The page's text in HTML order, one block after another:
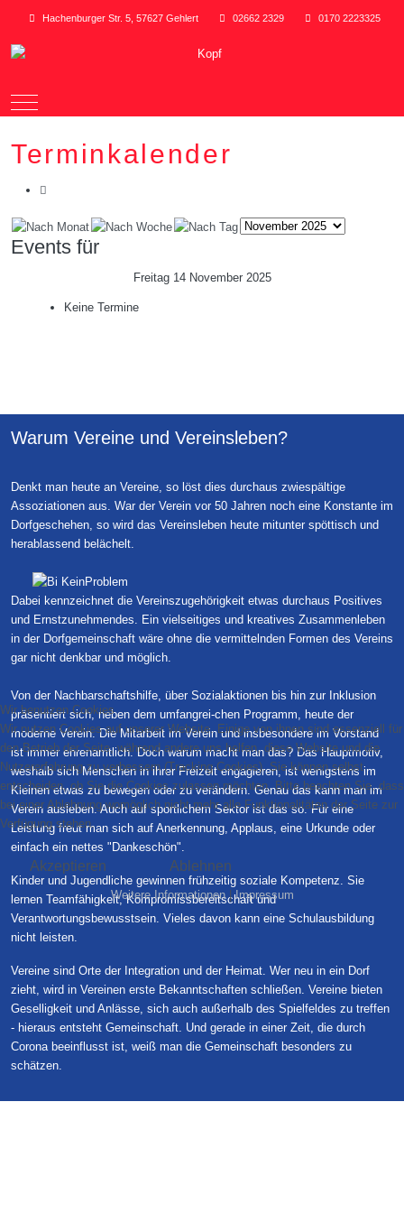
Hachenburger Str. 5, 57627 Gehlert 02662 2329 0170 2223325
Mobile Menu Toggle
Terminkalender
Events für
Freitag 14 November 2025
Keine Termine
Warum Vereine und Vereinsleben?
Denkt man heute an Vereine, so löst dies durchaus zwiespältige
Assoziationen aus. War der Verein vor 50 Jahren noch eine Konstante im
Dorfgeschehen, so wird das Vereinsleben heute mitunter spöttisch und
herablassend belächelt.
Dabei kennzeichnet die Vereinszugehörigkeit etwas durchaus Positives
und Ernstzunehmendes. Ein vielseitiges und kreatives Zusammenleben
in der Dorfgemeinschaft wäre ohne die vermittelnden Formen des Vereins
gar nicht denkbar und möglich.
Von der Nachbarschaftshilfe, über Sozialaktionen bis hin zur Inklusion
präsentiert sich, neben dem umfangrei-chen Programm, heute der
moderne Verein. Die Mitarbeit im Verein und insbesondere im Vorstand
ist immer ehrenamtlich. Doch warum macht man das? Das Hauptmotiv,
weshalb sich Menschen in ihrer Freizeit engagieren, ist wenigstens im
Kleinen etwas zu bewegen oder zu verändern. Genau das kann man im
Verein ausleben. Auch auf sportlichem Sektor ist das so. Für eine
Leistung freut man sich auf Anerkennung, Applaus, eine Urkunde oder
einfach ein nettes "Dankeschön".
Kinder und Jugendliche gewinnen frühzeitig soziale Kompetenz. Sie
lernen Teamfähigkeit, Kompromissbereitschaft und
Verantwortungsbewusstsein. Vieles davon kann eine Schulausbildung
nicht leisten.
Vereine sind Orte der Integration und der Heimat. Wer neu in ein Dorf
zieht, wird in Vereinen erste Bekanntschaften schließen. Vereine bieten
Geselligkeit und Anlässe, sich auch außerhalb des Spielfeldes zu treffen
- hieraus entsteht Gemeinschaft. Und gerade in einer Zeit, die durch
Corona beeinflusst ist, weiß man die Gemeinschaft besonders zu
schätzen.
Wir benutzen Cookies
Wir nutzen Cookies auf unserer Website. Einige von ihnen sind essenziell für
den Betrieb der Seite, während andere uns helfen, diese Website und die
Nutzererfahrung zu verbessern (Tracking Cookies). Sie können selbst
entscheiden, ob Sie die Cookies zulassen möchten. Bitte beachten Sie, dass
bei einer Ablehnung womöglich nicht mehr alle Funktionalitäten der Seite zur
Verfügung stehen.
Akzeptieren Ablehnen
Weitere Informationen|Impressum